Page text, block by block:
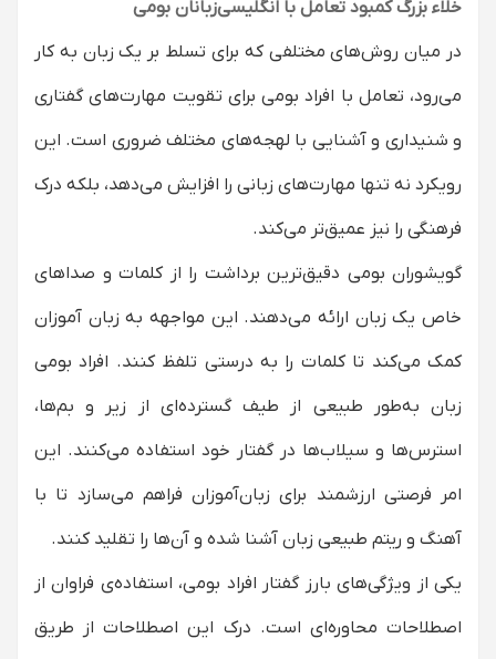
خلاء بزرگ کمبود تعامل با انگلیسی‌زبانان بومی
در میان روش‌های مختلفی که برای تسلط بر یک زبان به کار
می‌رود، تعامل با افراد بومی برای تقویت مهارت‌های گفتاری
و شنیداری و آشنایی با لهجه‌های مختلف ضروری است. این
رویکرد نه تنها مهارت‌های زبانی را افزایش می‌دهد، بلکه درک
فرهنگی را نیز عمیق‌تر می‌کند.
گویشوران بومی دقیق‌ترین برداشت را از کلمات و صداهای
خاص یک زبان ارائه می‌دهند. این مواجهه به زبان آموزان
کمک می‌کند تا کلمات را به درستی تلفظ کنند. افراد بومی
زبان به‌طور طبیعی از طیف گسترده‌ای از زیر و بم‌ها،
استرس‌ها و سیلاب‌ها در گفتار خود استفاده می‌کنند. این
امر فرصتی ارزشمند برای زبان‌آموزان فراهم می‌سازد تا با
آهنگ و ریتم طبیعی زبان آشنا شده و آن‌ها را تقلید کنند.
یکی از ویژگی‌های بارز گفتار افراد بومی، استفاده‌ی فراوان از
اصطلاحات محاوره‌ای است. درک این اصطلاحات از طریق